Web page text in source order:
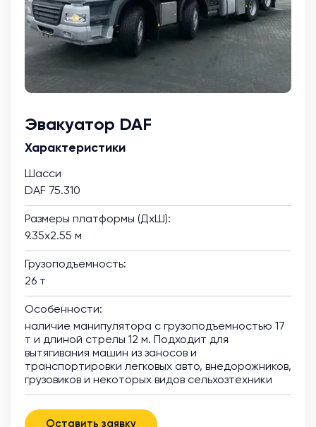
Эвакуатор DAF
Характеристики
Шасси
DAF 75.310
Размеры платформы (ДхШ):
9.35х2.55 м
Грузоподъемность:
26 т
Особенности:
наличие манипулятора с грузоподъемностью 17
т и длиной стрелы 12 м. Подходит для
вытягивания машин из заносов и
транспортировки легковых авто, внедорожников,
грузовиков и некоторых видов сельхозтехники
Оставить заявку